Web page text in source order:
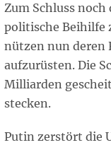
Zum Schluss noch
politische Beihilfe
nützen nun deren
aufzurüsten. Die
Milliarden
stecken.
Putin zerstört die